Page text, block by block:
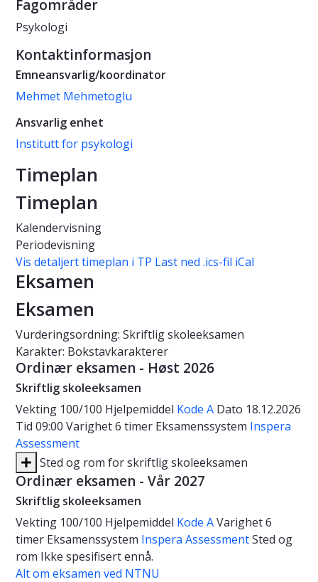
Fagområder
Psykologi
Kontaktinformasjon
Emneansvarlig/koordinator
Mehmet Mehmetoglu
Ansvarlig enhet
Institutt for psykologi
Timeplan
Timeplan
Kalendervisning
Periodevisning
Vis detaljert timeplan i TP Last ned .ics-fil iCal
Eksamen
Eksamen
Vurderingsordning: Skriftlig skoleeksamen
Karakter: Bokstavkarakterer
Ordinær eksamen - Høst 2026
Skriftlig skoleeksamen
Vekting 100/100 Hjelpemiddel Kode A Dato 18.12.2026
Tid 09:00 Varighet6 timer Eksamenssystem Inspera
Assessment
Sted og rom for skriftlig skoleeksamen
Ordinær eksamen - Vår 2027
Skriftlig skoleeksamen
Vekting 100/100 Hjelpemiddel Kode AVarighet6
timer Eksamenssystem Inspera AssessmentSted og
rom Ikke spesifisert ennå.
Alt om eksamen ved NTNU